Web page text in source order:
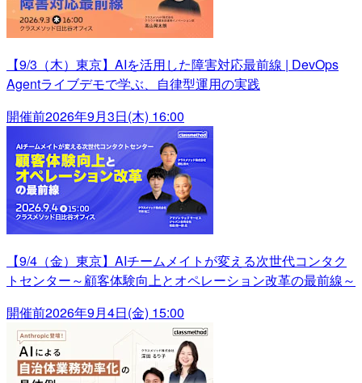
【9/3（木）東京】AIを活用した障害対応最前線 | DevOps
Agentライブデモで学ぶ、自律型運用の実践
開催前2026年9月3日(木) 16:00
【9/4（金）東京】AIチームメイトが変える次世代コンタク
トセンター～顧客体験向上とオペレーション改革の最前線～
開催前2026年9月4日(金) 15:00